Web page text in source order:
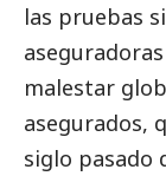
las pruebas
malestar
asegurados,
siglo pasado